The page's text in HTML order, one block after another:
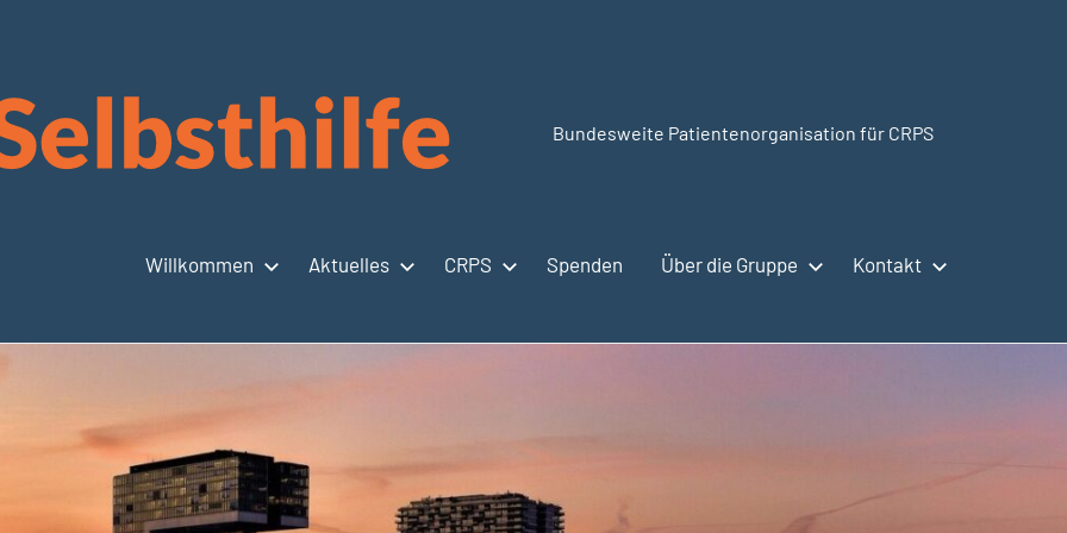
CRPSSelbsthilfe.org
Bundesweite Patientenorganisation für CRPS
Willkommen Aktuelles CRPS Spenden Über die Gruppe Kontakt